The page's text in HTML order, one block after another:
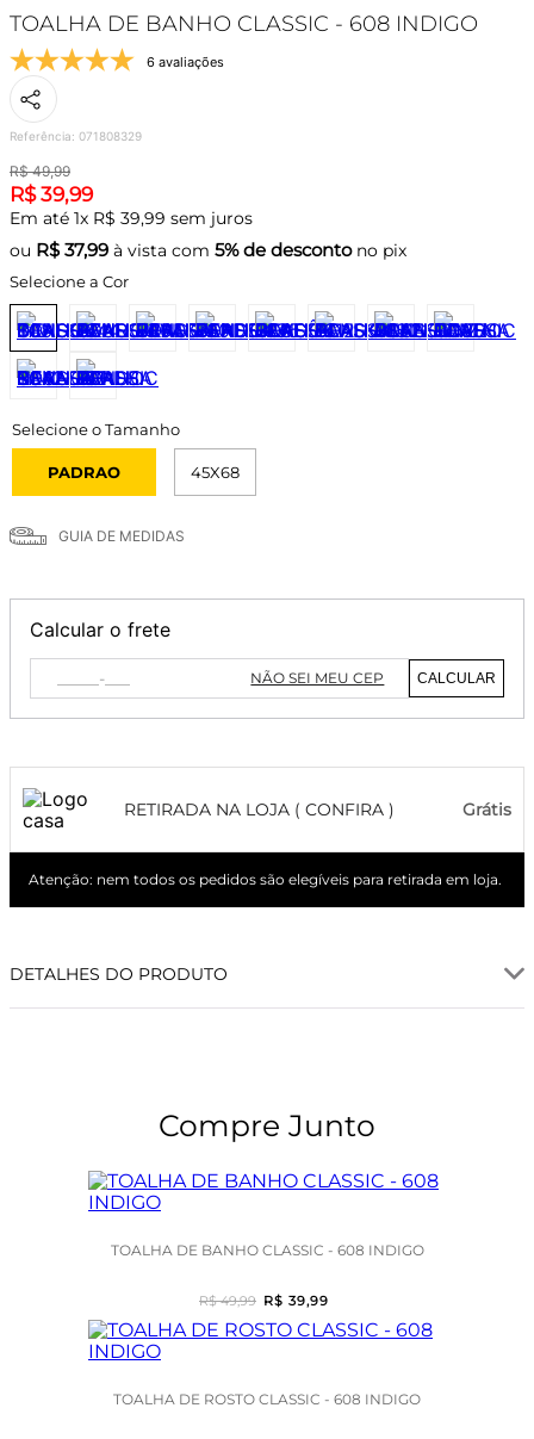
TOALHA DE BANHO CLASSIC - 608 INDIGO
6 avaliações
Referência: 071808329
R$ 49,99
R$ 39,99
Em até 1x R$ 39,99 sem juros
ou R$ 37,99 à vista com 5% de descontono pix
Selecione a Cor
PADRAO 45X68
GUIA DE MEDIDAS
Calcular o frete
NÃO SEI MEU CEP CALCULAR
RETIRADA NA LOJA ( CONFIRA ) Grátis
Atenção: nem todos os pedidos são elegíveis para retirada em loja.
DETALHES DO PRODUTO
Compre Junto
TOALHA DE BANHO CLASSIC - 608 INDIGO
R$ 49,99 R$ 39,99
TOALHA DE ROSTO CLASSIC - 608 INDIGO